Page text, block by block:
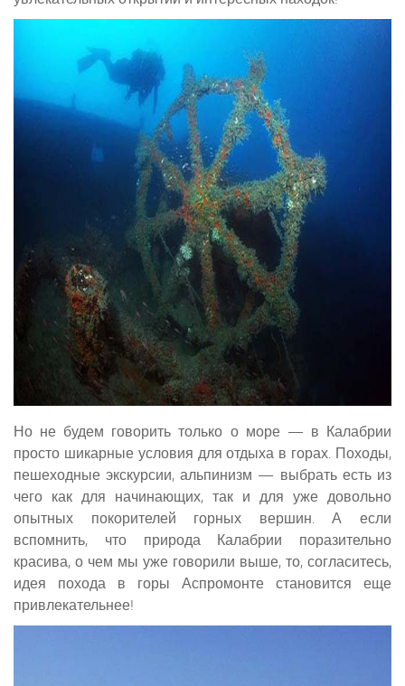
Но не будем говорить только о море — в Калабрии
просто шикарные условия для отдыха в горах. Походы,
пешеходные экскурсии, альпинизм — выбрать есть из
чего как для начинающих, так и для уже довольно
опытных покорителей горных вершин. А если
вспомнить, что природа Калабрии поразительно
красива, о чем мы уже говорили выше, то, согласитесь,
идея похода в горы Аспромонте становится еще
привлекательнее!